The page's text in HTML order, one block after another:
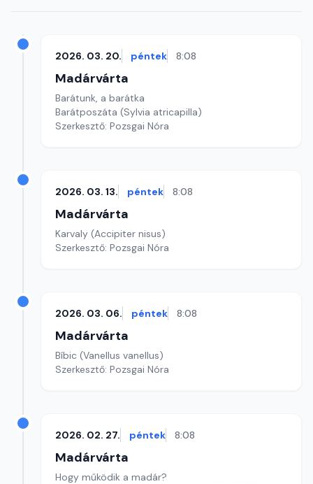
2026. 03. 20. péntek 8:08
Madárvárta
Barátunk, a barátka
Barátposzáta (Sylvia atricapilla)
Szerkesztő: Pozsgai Nóra
2026. 03. 13. péntek 8:08
Madárvárta
Karvaly (Accipiter nisus)
Szerkesztő: Pozsgai Nóra
2026. 03. 06. péntek 8:08
Madárvárta
Bíbic (Vanellus vanellus)
Szerkesztő: Pozsgai Nóra
2026. 02. 27. péntek 8:08
Madárvárta
Hogy működik a madár?